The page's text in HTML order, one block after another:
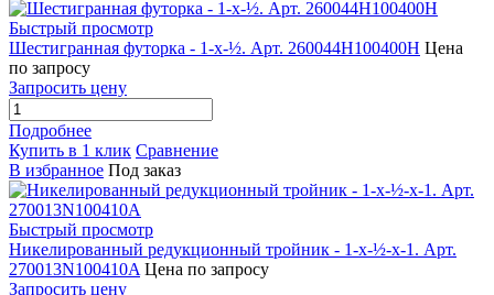
Быстрый просмотр
Шестигранная футорка - 1-x-½. Арт. 260044H100400H Цена
по запросу
Запросить цену
Подробнее
Купить в 1 клик Сравнение
В избранное Под заказ
Быстрый просмотр
Никелированный редукционный тройник - 1-x-½-x-1. Арт.
270013N100410A Цена по запросу
Запросить цену